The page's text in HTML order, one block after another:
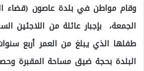
وقام مواطن في بلدة عاصون (قضاء
الجمعة، بإجبار عائلة من اللاجئين
طفلها الذي يبلغ من العمر أربع
البلدة بحجة ضيق مساحة المقبرة